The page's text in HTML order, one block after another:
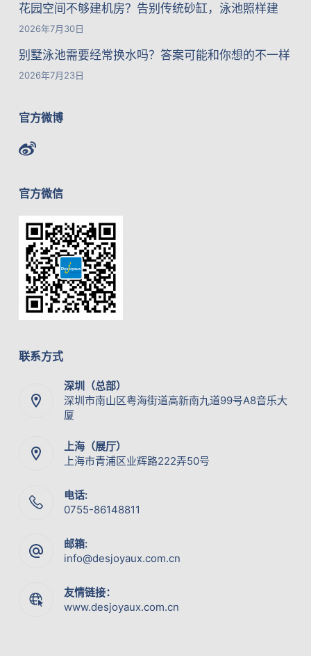
花园空间不够建机房？告别传统砂缸，泳池照样建
2026年7月30日
别墅泳池需要经常换水吗？答案可能和你想的不一样
2026年7月23日
官方微博
官方微信
联系方式
深圳（总部）
深圳市南山区粤海街道高新南九道99号A8音乐大
厦
上海（展厅）
上海市青浦区业辉路222弄50号
电话:
0755-86148811
邮箱:
info@desjoyaux.com.cn
友情链接：
www.desjoyaux.com.cn